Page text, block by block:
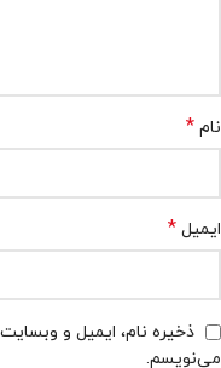
نام *
ایمیل *
ذخیره نام، ایمیل و
می‌نویسم.